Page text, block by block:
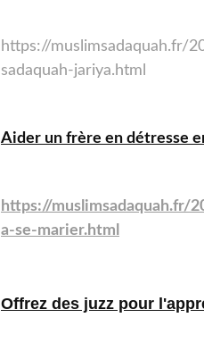
https://muslimsadaquah.fr/
sadaquah-jariya.html
Aider un frère en détresse
https://muslimsadaquah.fr/
a-se-marier.html
Offrez des juzz pour